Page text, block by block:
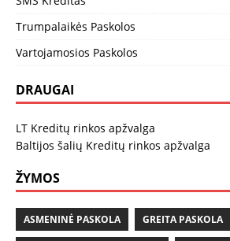
Trumpalaikės Paskolos
Vartojamosios Paskolos
DRAUGAI
LT Kreditų rinkos apžvalga
Baltijos šalių Kreditų rinkos apžvalga
ŽYMOS
ASMENINĖ PASKOLA GREITA PASKOLA